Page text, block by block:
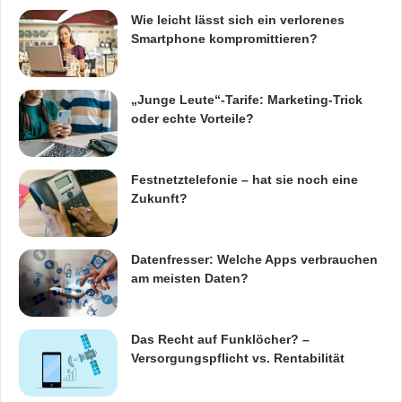
Der Zusammenschluss wird Smaatos
Wachstum über die kommenden 18 Monate
erheblich beschleunigen. Er ermöglicht es
Smaato, an der Seite eines etablierten lokalen
Partners in den chinesischen Markt tiefer
einzutreten, bietet somit einen Zugang zu
einer weiteren Milliarde mobilen chinesischen
Nutzern. Das Unternehmen verfügt mit dem
Deal zudem über einen Partner mit dem
benötigten Kapital und den notwendigen
Ressourcen, um auch Smaato weitere
internationale Akquisitionen zu ermöglichen.
d
K
a
b
a
h
n
Wie leicht lässt sich ein verlorenes
Smartphone kompromittieren?
„Junge Leute“-Tarife: Marketing-Trick
oder echte Vorteile?
Festnetztelefonie – hat sie noch eine
Zukunft?
Datenfresser: Welche Apps verbrauchen
am meisten Daten?
Das Recht auf Funklöcher? –
Versorgungspflicht vs. Rentabilität